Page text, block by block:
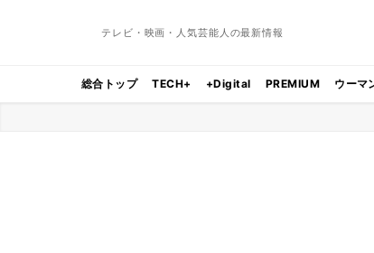
テレビ・映画・人気芸能人の最新情報
総合トップ TECH+ +Digital PREMIUM ウーマ